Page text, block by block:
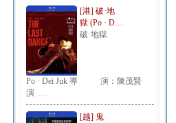
[港] 破·地
獄 (Po · D…
破·地獄
Po · Dei Juk 導 演：陳茂賢
演 …
[越] 鬼